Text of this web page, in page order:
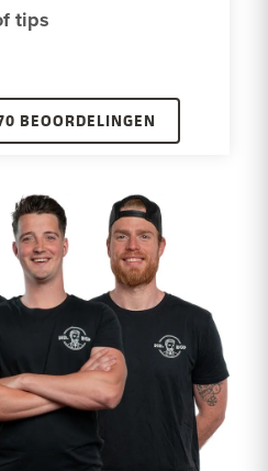
tips
BEOORDELINGEN